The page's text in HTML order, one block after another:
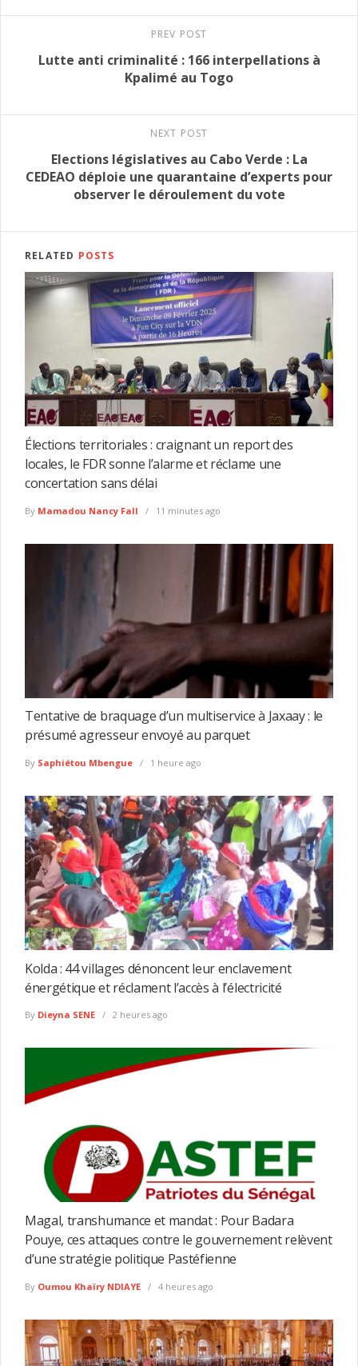
PREV POST
Lutte anti criminalité : 166 interpellations à
Kpalimé au Togo
NEXT POST
Elections législatives au Cabo Verde : La
CEDEAO déploie une quarantaine d’experts pour
observer le déroulement du vote
RELATED POSTS
Élections territoriales : craignant un report des
locales, le FDR sonne l’alarme et réclame une
concertation sans délai
By Mamadou Nancy Fall 11 minutes ago
Tentative de braquage d’un multiservice à Jaxaay : le
présumé agresseur envoyé au parquet
By Saphiétou Mbengue 1 heure ago
Kolda : 44 villages dénoncent leur enclavement
énergétique et réclament l’accès à l’électricité
By Dieyna SENE 2 heures ago
Magal, transhumance et mandat : Pour Badara
Pouye, ces attaques contre le gouvernement relèvent
d’une stratégie politique Pastéfienne
By Oumou Khaïry NDIAYE 4 heures ago